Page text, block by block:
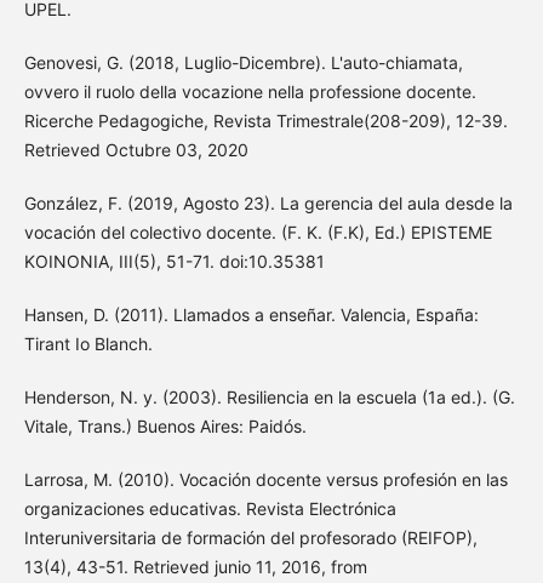
UPEL.
Genovesi, G. (2018, Luglio-Dicembre). L'auto-chiamata,
ovvero il ruolo della vocazione nella professione docente.
Ricerche Pedagogiche, Revista Trimestrale(208-209), 12-39.
Retrieved Octubre 03, 2020
González, F. (2019, Agosto 23). La gerencia del aula desde la
vocación del colectivo docente. (F. K. (F.K), Ed.) EPISTEME
KOINONIA, III(5), 51-71. doi:10.35381
Hansen, D. (2011). Llamados a enseñar. Valencia, España:
Tirant Io Blanch.
Henderson, N. y. (2003). Resiliencia en la escuela (1a ed.). (G.
Vitale, Trans.) Buenos Aires: Paidós.
Larrosa, M. (2010). Vocación docente versus profesión en las
organizaciones educativas. Revista Electrónica
Interuniversitaria de formación del profesorado (REIFOP),
13(4), 43-51. Retrieved junio 11, 2016, from